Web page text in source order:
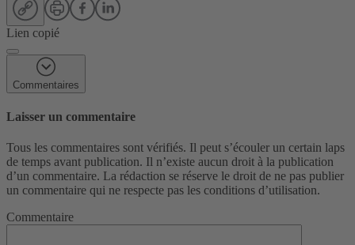
Lien copié
Commentaires
Laisser un commentaire
Tous les commentaires sont vérifiés. Il peut s’écouler un certain laps
de temps avant publication. Il n’existe aucun droit à la publication
d’un commentaire. La rédaction se réserve le droit de ne pas publier
un commentaire qui ne respecte pas les conditions d’utilisation.
Commentaire